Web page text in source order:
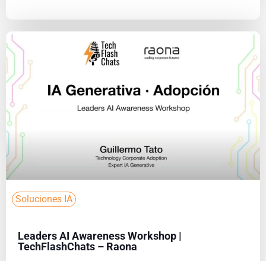
Soluciones IA
Leaders AI Awareness Workshop |
TechFlashChats – Raona